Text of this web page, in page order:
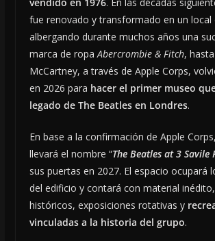
fue renovado y transformado en un local
albergando durante muchos años una
marca de ropaAbercrombie & Fitch,
McCartney, a través de Apple Corps,
en 2026 para hacer el primer museo
legado de The Beatles en Londres.
En base a la confirmación de Apple
llevará el nombre “The Beatles at 3 Savile
sus puertas en 2027. El espacio ocupará
del edificio y contará con material
históricos, exposiciones rotativas y
vinculadas a la historia del grupo.